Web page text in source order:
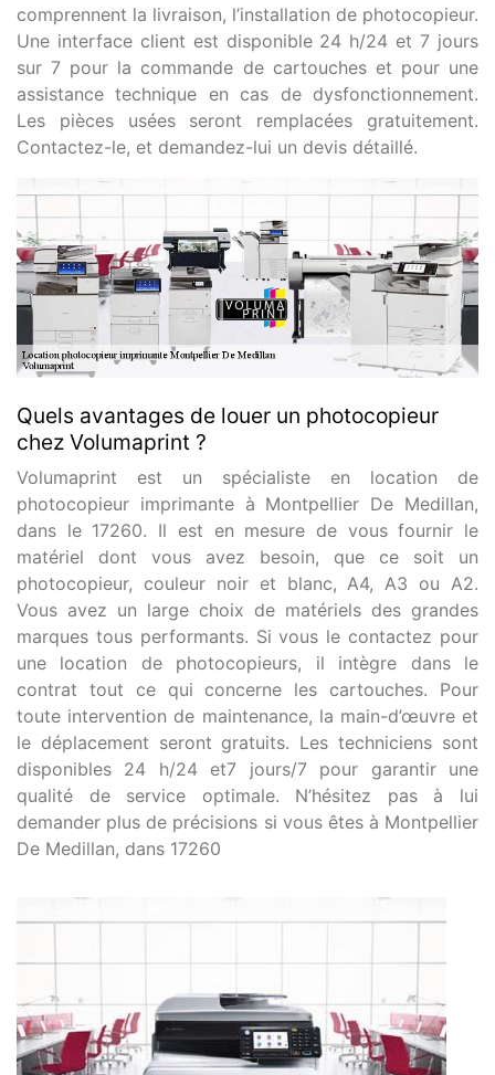
comprennent la livraison, l’installation de photocopieur.
Une interface client est disponible 24 h/24 et 7 jours
sur 7 pour la commande de cartouches et pour une
assistance technique en cas de dysfonctionnement.
Les pièces usées seront remplacées gratuitement.
Contactez-le, et demandez-lui un devis détaillé.
Quels avantages de louer un photocopieur
chez Volumaprint ?
Volumaprint est un spécialiste en location de
photocopieur imprimante à Montpellier De Medillan,
dans le 17260. Il est en mesure de vous fournir le
matériel dont vous avez besoin, que ce soit un
photocopieur, couleur noir et blanc, A4, A3 ou A2.
Vous avez un large choix de matériels des grandes
marques tous performants. Si vous le contactez pour
une location de photocopieurs, il intègre dans le
contrat tout ce qui concerne les cartouches. Pour
toute intervention de maintenance, la main-d’œuvre et
le déplacement seront gratuits. Les techniciens sont
disponibles 24 h/24 et7 jours/7 pour garantir une
qualité de service optimale. N’hésitez pas à lui
demander plus de précisions si vous êtes à Montpellier
De Medillan, dans 17260